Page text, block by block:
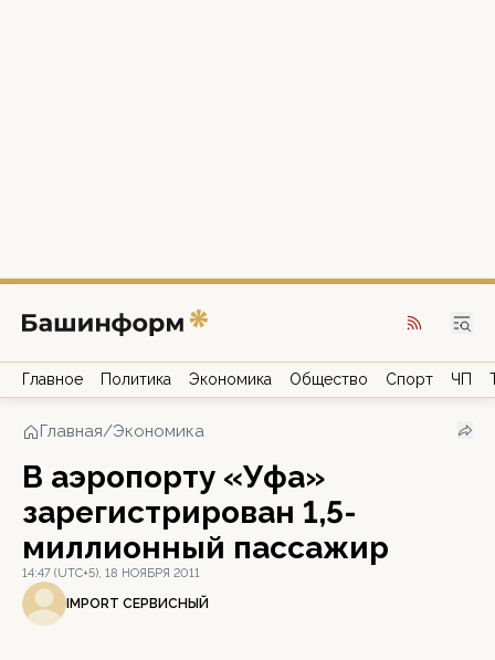
Главное Политика Экономика Общество Спорт ЧП
Главная/Экономика
В аэропорту «Уфа»
зарегистрирован 1,5-
миллионный пассажир
14:47 (UTC+5), 18 НОЯБРЯ 2011
IMPORT СЕРВИСНЫЙ